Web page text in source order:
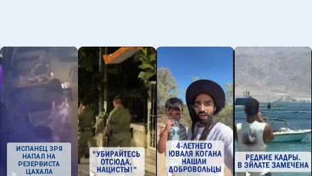
ИСПАНЕЦ ЗРЯ
НАПАЛ НА
РЕЗЕРВИСТА
ЦАХАЛА